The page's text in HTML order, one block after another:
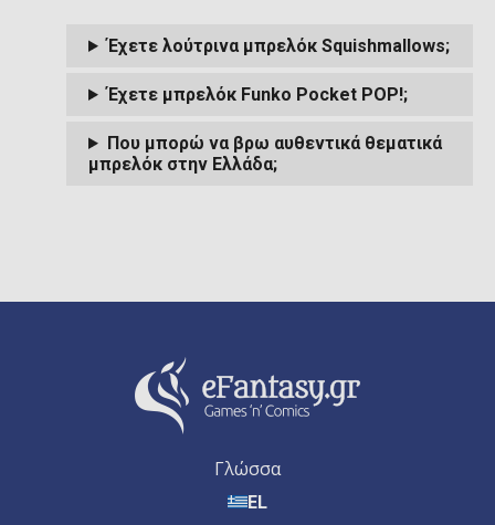
Έχετε λούτρινα μπρελόκ Squishmallows;
Έχετε μπρελόκ Funko Pocket POP!;
Που μπορώ να βρω αυθεντικά θεματικά
μπρελόκ στην Ελλάδα;
Γλώσσα
EL